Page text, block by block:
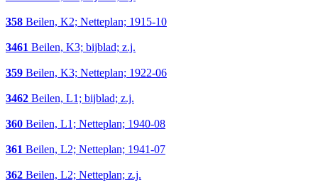
358 Beilen, K2; Netteplan; 1915-10
3461 Beilen, K3; bijblad; z.j.
359 Beilen, K3; Netteplan; 1922-06
3462 Beilen, L1; bijblad; z.j.
360 Beilen, L1; Netteplan; 1940-08
361 Beilen, L2; Netteplan; 1941-07
362 Beilen, L2; Netteplan; z.j.